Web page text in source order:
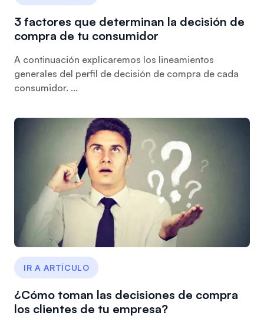
3 factores que determinan la decisión de
compra de tu consumidor
A continuación explicaremos los lineamientos
generales del perfil de decisión de compra de cada
consumidor. ...
IR A ARTÍCULO
¿Cómo toman las decisiones de compra
los clientes de tu empresa?